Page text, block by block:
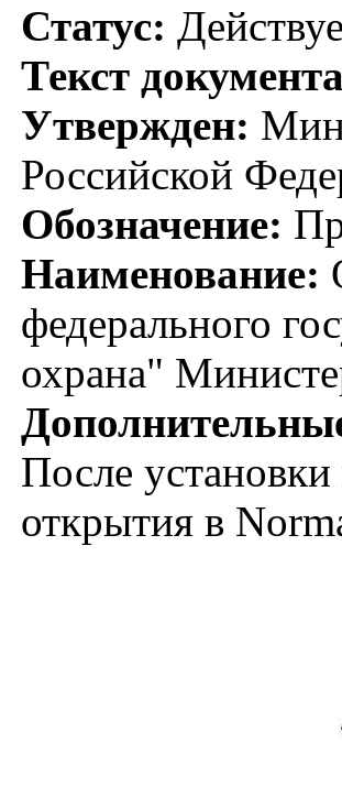
Статус:
Текст
Утвержден:
Российской
Обозначение:
Наименование:
федерального
охрана"
После
открытия в